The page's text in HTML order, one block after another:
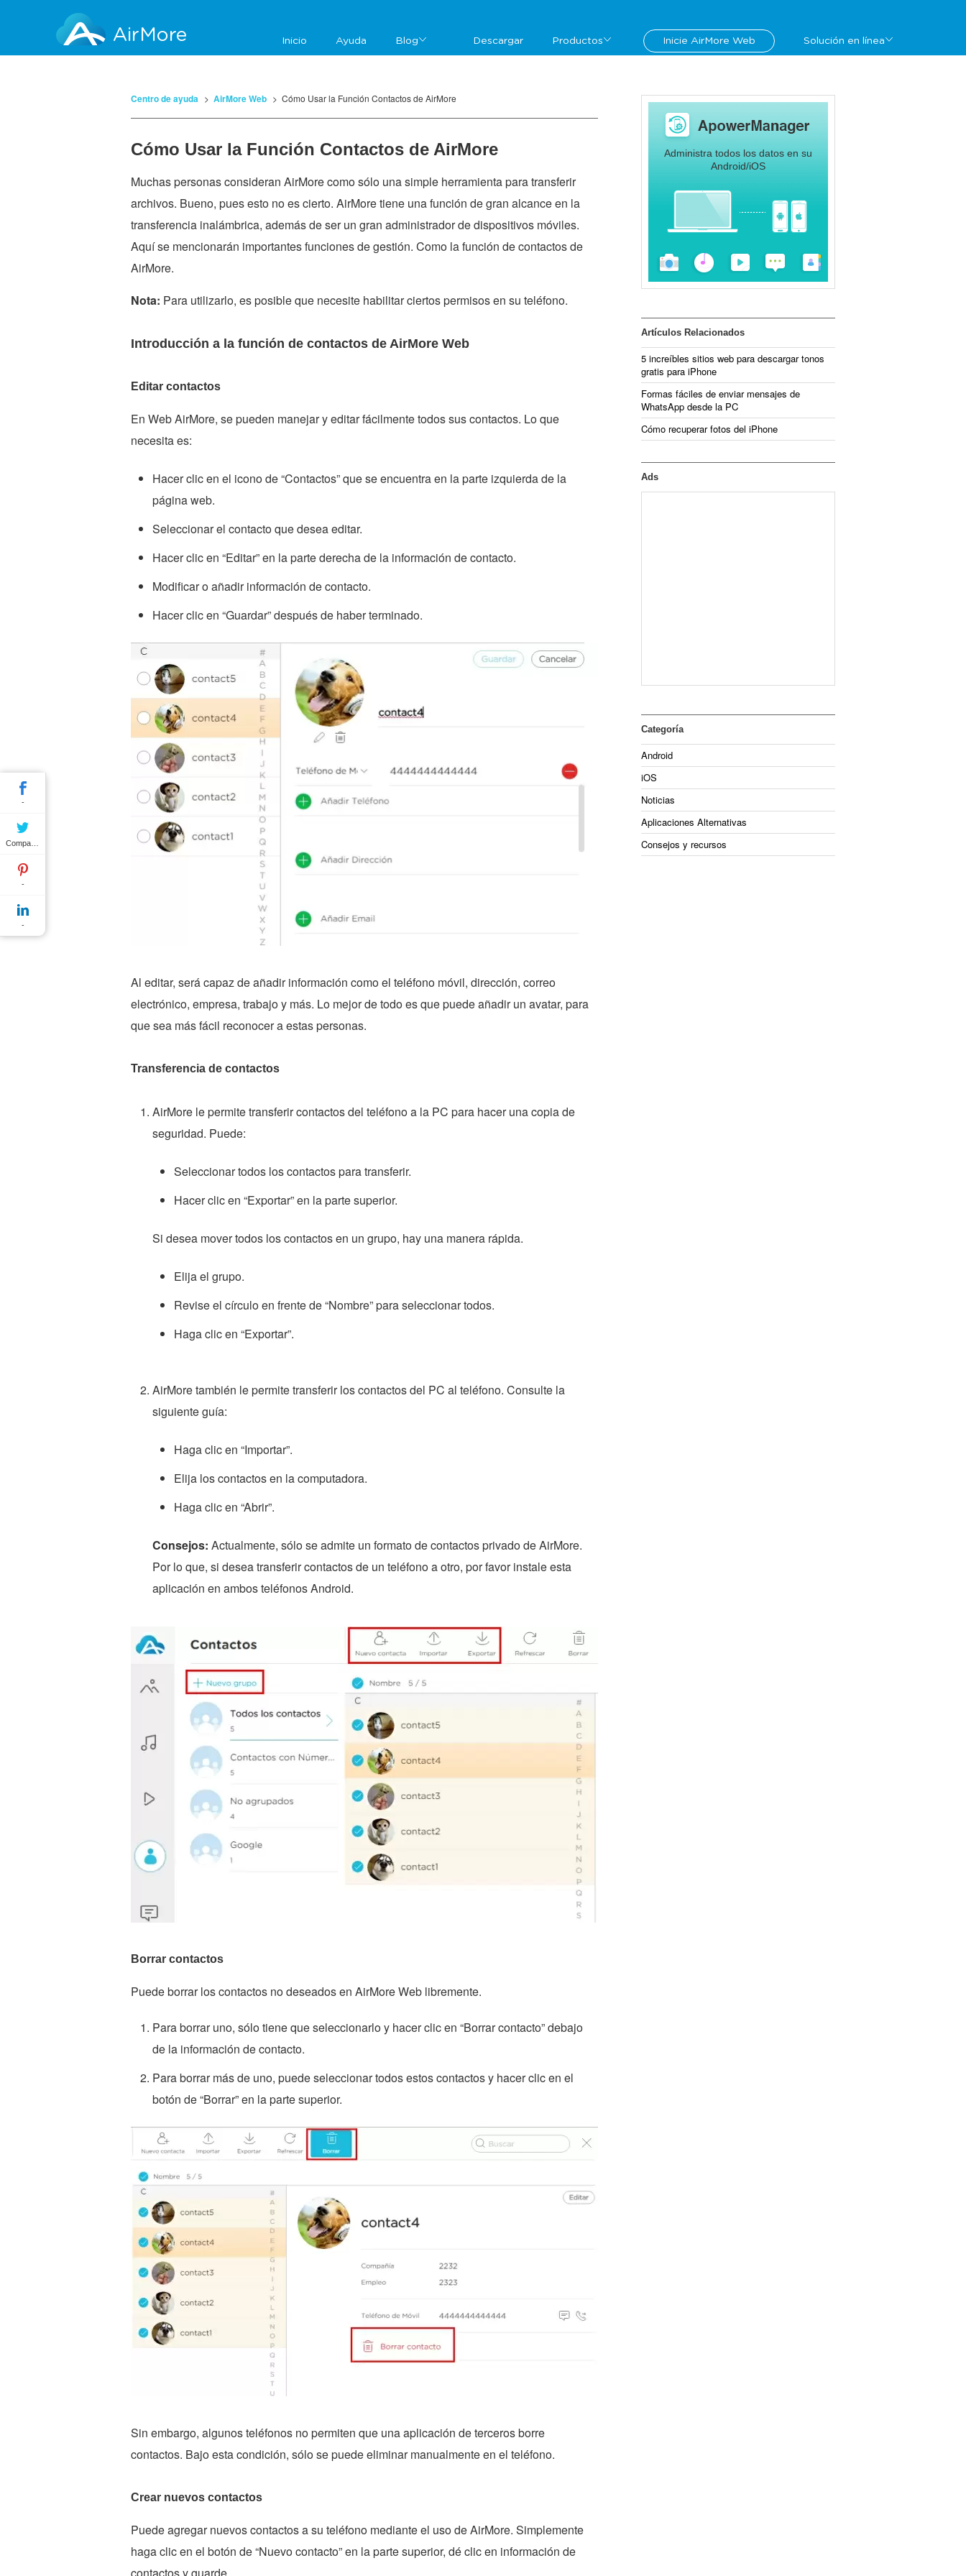
AirMore Inicio Ayuda Blog Descargar Productos Inicie AirMore Web Solución en línea
Centro de ayuda AirMore Web Cómo Usar la Función Contactos de AirMore
Cómo Usar la Función Contactos de AirMore
Muchas personas consideran AirMore como sólo una simple herramienta para transferir
archivos. Bueno, pues esto no es cierto. AirMore tiene una función de gran alcance en la
transferencia inalámbrica, además de ser un gran administrador de dispositivos móviles.
Aquí se mencionarán importantes funciones de gestión. Como la función de contactos de
AirMore.
Nota: Para utilizarlo, es posible que necesite habilitar ciertos permisos en su teléfono.
Introducción a la función de contactos de AirMore Web
Editar contactos
En Web AirMore, se pueden manejar y editar fácilmente todos sus contactos. Lo que
necesita es:
Hacer clic en el icono de “Contactos” que se encuentra en la parte izquierda de la
página web.
Seleccionar el contacto que desea editar.
Hacer clic en “Editar” en la parte derecha de la información de contacto.
Modificar o añadir información de contacto.
Hacer clic en “Guardar” después de haber terminado.
Al editar, será capaz de añadir información como el teléfono móvil, dirección, correo
electrónico, empresa, trabajo y más. Lo mejor de todo es que puede añadir un avatar, para
que sea más fácil reconocer a estas personas.
Transferencia de contactos
AirMore le permite transferir contactos del teléfono a la PC para hacer una copia de
seguridad. Puede:
Seleccionar todos los contactos para transferir.
Hacer clic en “Exportar” en la parte superior.
Si desea mover todos los contactos en un grupo, hay una manera rápida.
Elija el grupo.
Revise el círculo en frente de “Nombre” para seleccionar todos.
Haga clic en “Exportar”.
AirMore también le permite transferir los contactos del PC al teléfono. Consulte la
siguiente guía:
Haga clic en “Importar”.
Elija los contactos en la computadora.
Haga clic en “Abrir”.
Consejos: Actualmente, sólo se admite un formato de contactos privado de AirMore.
Por lo que, si desea transferir contactos de un teléfono a otro, por favor instale esta
aplicación en ambos teléfonos Android.
Borrar contactos
Puede borrar los contactos no deseados en AirMore Web libremente.
Para borrar uno, sólo tiene que seleccionarlo y hacer clic en “Borrar contacto” debajo
de la información de contacto.
Para borrar más de uno, puede seleccionar todos estos contactos y hacer clic en el
botón de “Borrar” en la parte superior.
Sin embargo, algunos teléfonos no permiten que una aplicación de terceros borre
contactos. Bajo esta condición, sólo se puede eliminar manualmente en el teléfono.
Crear nuevos contactos
Puede agregar nuevos contactos a su teléfono mediante el uso de AirMore. Simplemente
haga clic en el botón de “Nuevo contacto” en la parte superior, dé clic en información de
Administra todos los datos en su
Android/iOS
Artículos Relacionados
5 increíbles sitios web para descargar tonos
gratis para iPhone
Formas fáciles de enviar mensajes de
WhatsApp desde la PC
Cómo recuperar fotos del iPhone
Ads
Categoría
Android
iOS
Noticias
Aplicaciones Alternativas
Consejos y recursos
-
-
-